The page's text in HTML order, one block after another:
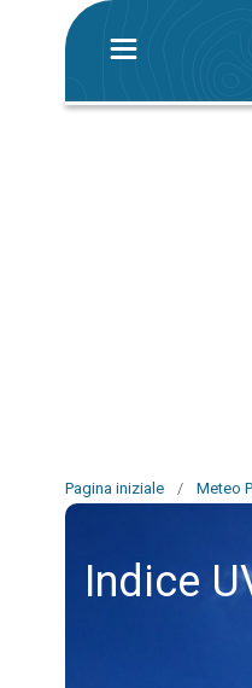
Pagina iniziale / Meteo
Indice